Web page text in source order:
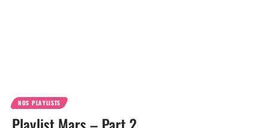
NOS PLAYLISTS